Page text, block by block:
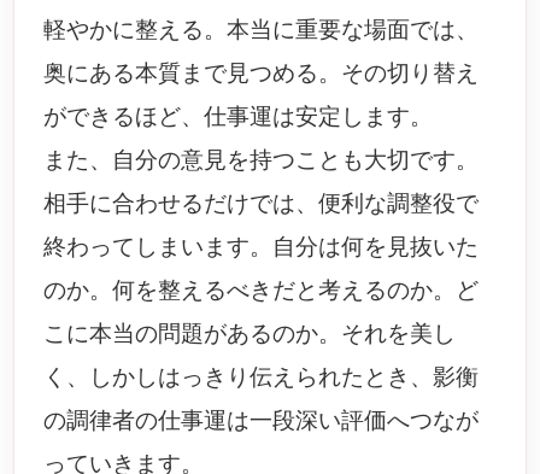
軽やかに整える。本当に重要な場面では、
奥にある本質まで見つめる。その切り替え
ができるほど、仕事運は安定します。
また、自分の意見を持つことも大切です。
相手に合わせるだけでは、便利な調整役で
終わってしまいます。自分は何を見抜いた
のか。何を整えるべきだと考えるのか。ど
こに本当の問題があるのか。それを美し
く、しかしはっきり伝えられたとき、影衡
の調律者の仕事運は一段深い評価へつなが
っていきます。